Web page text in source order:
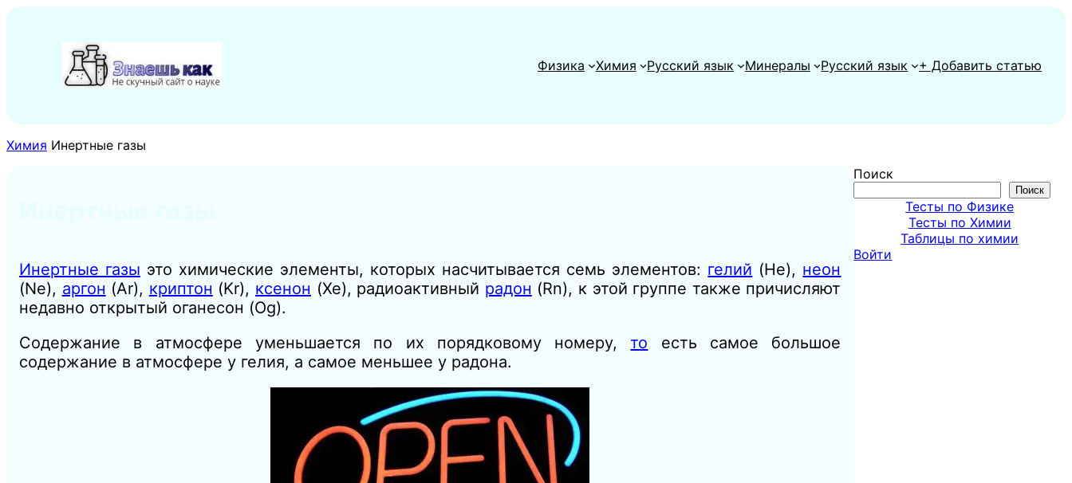
содержимому
Физика
Химия Русский язык Минералы Русский язык + Добавить статью
Химия Инертные газы
Инертные газы это химические элементы, которых насчитывается семь элементов: гелий (He), неон
(Ne), аргон (Ar), криптон (Kr), ксенон (Xe), радиоактивный радон (Rn), к этой группе также причисляют
недавно открытый оганесон (Og).
Содержание в атмосфере уменьшается по их порядковому номеру, то есть самое большое
содержание в атмосфере у гелия, а самое меньшее у радона.
Поиск
Поиск
Тесты по Физике
Тесты по Химии
Таблицы по химии
Войти